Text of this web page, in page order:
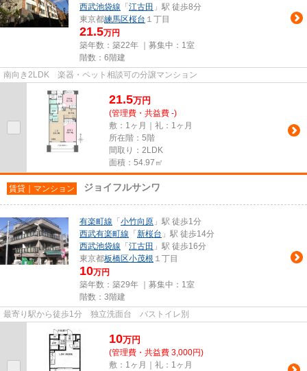
西武池袋線 「 江古田 」駅 徒歩8分
東京都練馬区桜台 １丁目
21.5万円
築年数：築22年 ｜募集中： 1室
階数：6階建
南向き2LDK 楽器・ペット相談可の分譲マンション
21.5万円
(管理費・共益費 -)
敷：1ヶ月｜礼：1ヶ月
所在階：5階
間取り：2LDK
面積：54.97㎡
賃貸｜マンション ジョイフルサンワ
有楽町線 「 小竹向原 」駅 徒歩1分
西武有楽町線 「 新桜台 」駅 徒歩14分
西武池袋線 「 江古田 」駅 徒歩16分
東京都板橋区小茂根 １丁目
10万円
築年数：築29年 ｜募集中： 1室
階数：3階建
最寄り駅から徒歩1分 独立洗面台 バストイレ別
10万円
(管理費・共益費 3,000円)
敷：1ヶ月｜礼：1ヶ月